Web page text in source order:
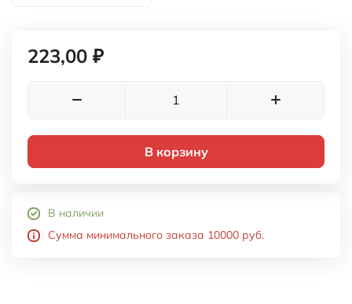
223,00 ₽
В корзину
В наличии
Сумма минимального заказа 10000 руб.